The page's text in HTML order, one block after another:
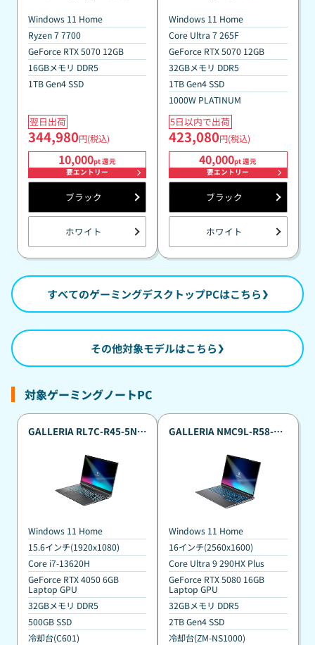
Windows 11 Home
Ryzen 7 7700
GeForce RTX 5070 12GB
16GBメモリ DDR5
1TB Gen4 SSD
翌日出荷
344,980円(税込)
10,000pt 還元
要エントリー
ブラック
ホワイト
Windows 11 Home
Core Ultra 7 265F
GeForce RTX 5070 12GB
32GBメモリ DDR5
1TB Gen4 SSD
1000W PLATINUM
5日以内で出荷
423,080円(税込)
40,000pt 還元
要エントリー
ブラック
ホワイト
すべてのゲーミングデスクトップPCはこちら
その他対象モデルはこちら
対象ゲーミングノートPC
GALLERIA RL7C-R45-5N
タマイズモデル
『Minecraft: Java ＆
Bedrock Edition for PC、
PC Game Pass同梱版』
Windows 11 Home
15.6インチ(1920x1080)
Core i7-13620H
GeForce RTX 4050 6GB
Laptop GPU
32GBメモリ DDR5
500GB SSD
冷却台(C601)
GALLERIA NMC9L-R58-H6
タマイズモデル
『Minecraft: Java ＆
Bedrock Edition for PC、
PC Game Pass同梱版』
Windows 11 Home
16インチ(2560x1600)
Core Ultra 9 290HX Plus
GeForce RTX 5080 16GB
Laptop GPU
32GBメモリ DDR5
2TB Gen4 SSD
冷却台(ZM-NS1000)